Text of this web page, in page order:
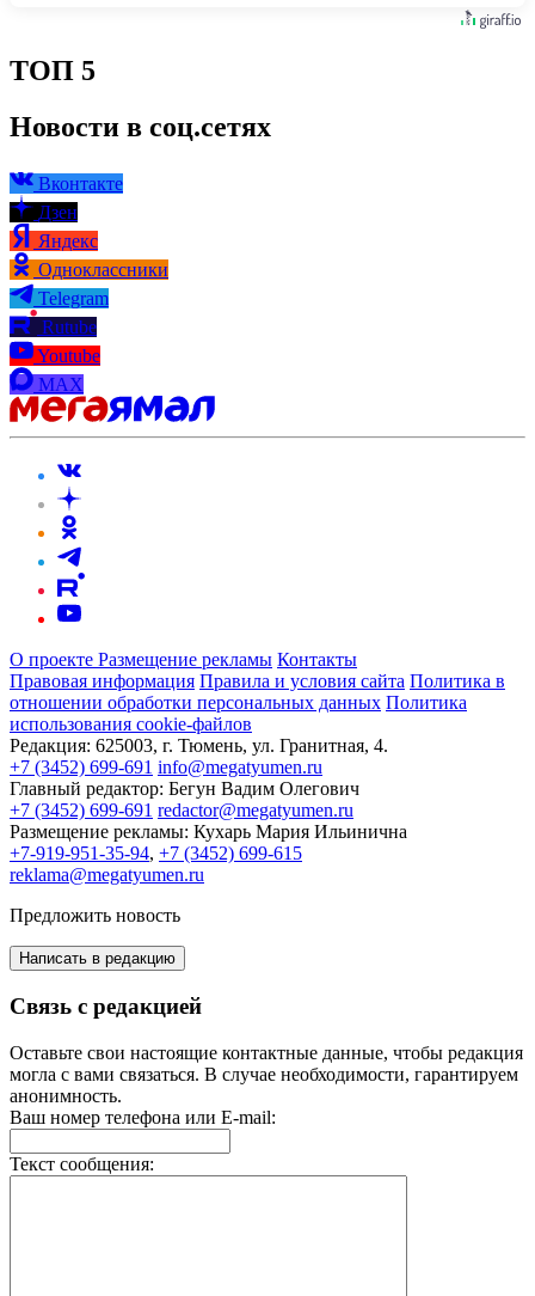
ТОП 5
Новости в соц.сетях
Вконтакте
Дзен
Яндекс
Одноклассники
Telegram
Rutube
Youtube
MAX
О проекте Размещение рекламы Контакты
Правовая информация Правила и условия сайта Политика в
отношении обработки персональных данных Политика
использования cookie-файлов
Редакция: 625003, г. Тюмень, ул. Гранитная, 4.
+7 (3452) 699-691 info@megatyumen.ru
Главный редактор: Бегун Вадим Олегович
+7 (3452) 699-691 redactor@megatyumen.ru
Размещение рекламы: Кухарь Мария Ильинична
+7-919-951-35-94, +7 (3452) 699-615
reklama@megatyumen.ru
Предложить новость
Написать в редакцию
Связь с редакцией
Оставьте свои настоящие контактные данные, чтобы редакция
могла с вами связаться. В случае необходимости, гарантируем
анонимность.
Ваш номер телефона или E-mail:
Текст сообщения: